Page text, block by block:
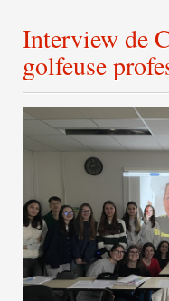
Interview de
golfeuse